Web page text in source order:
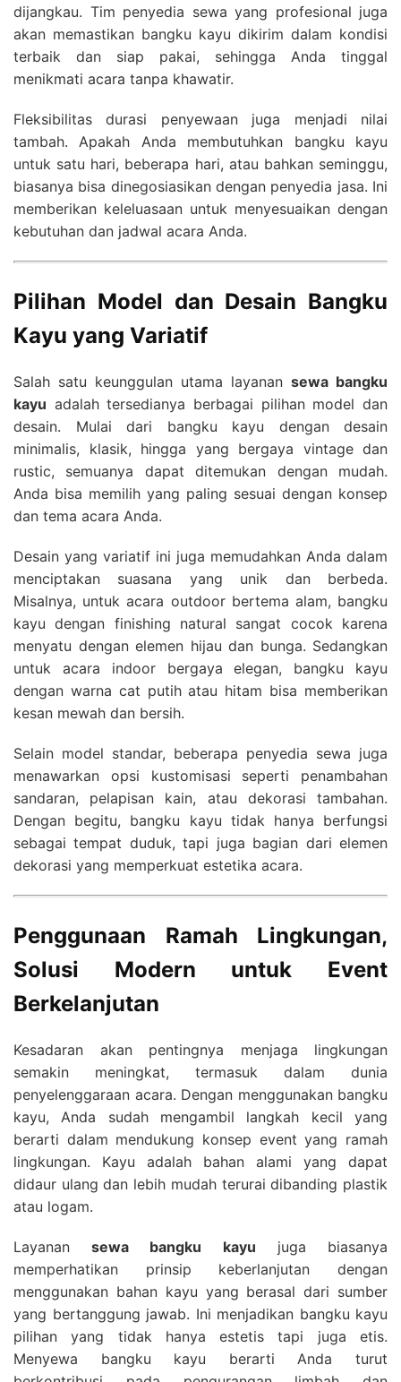
dijangkau. Tim penyedia sewa yang profesional juga
akan memastikan bangku kayu dikirim dalam kondisi
terbaik dan siap pakai, sehingga Anda tinggal
menikmati acara tanpa khawatir.
Fleksibilitas durasi penyewaan juga menjadi nilai
tambah. Apakah Anda membutuhkan bangku kayu
untuk satu hari, beberapa hari, atau bahkan seminggu,
biasanya bisa dinegosiasikan dengan penyedia jasa. Ini
memberikan keleluasaan untuk menyesuaikan dengan
kebutuhan dan jadwal acara Anda.
Pilihan Model dan Desain Bangku
Kayu yang Variatif
Salah satu keunggulan utama layanan sewa bangku
kayu adalah tersedianya berbagai pilihan model dan
desain. Mulai dari bangku kayu dengan desain
minimalis, klasik, hingga yang bergaya vintage dan
rustic, semuanya dapat ditemukan dengan mudah.
Anda bisa memilih yang paling sesuai dengan konsep
dan tema acara Anda.
Desain yang variatif ini juga memudahkan Anda dalam
menciptakan suasana yang unik dan berbeda.
Misalnya, untuk acara outdoor bertema alam, bangku
kayu dengan finishing natural sangat cocok karena
menyatu dengan elemen hijau dan bunga. Sedangkan
untuk acara indoor bergaya elegan, bangku kayu
dengan warna cat putih atau hitam bisa memberikan
kesan mewah dan bersih.
Selain model standar, beberapa penyedia sewa juga
menawarkan opsi kustomisasi seperti penambahan
sandaran, pelapisan kain, atau dekorasi tambahan.
Dengan begitu, bangku kayu tidak hanya berfungsi
sebagai tempat duduk, tapi juga bagian dari elemen
dekorasi yang memperkuat estetika acara.
Penggunaan Ramah Lingkungan,
Solusi Modern untuk Event
Berkelanjutan
Kesadaran akan pentingnya menjaga lingkungan
semakin meningkat, termasuk dalam dunia
penyelenggaraan acara. Dengan menggunakan bangku
kayu, Anda sudah mengambil langkah kecil yang
berarti dalam mendukung konsep event yang ramah
lingkungan. Kayu adalah bahan alami yang dapat
didaur ulang dan lebih mudah terurai dibanding plastik
atau logam.
Layanansewa bangku kayu juga biasanya
memperhatikan prinsip keberlanjutan dengan
menggunakan bahan kayu yang berasal dari sumber
yang bertanggung jawab. Ini menjadikan bangku kayu
pilihan yang tidak hanya estetis tapi juga etis.
Menyewa bangku kayu berarti Anda turut